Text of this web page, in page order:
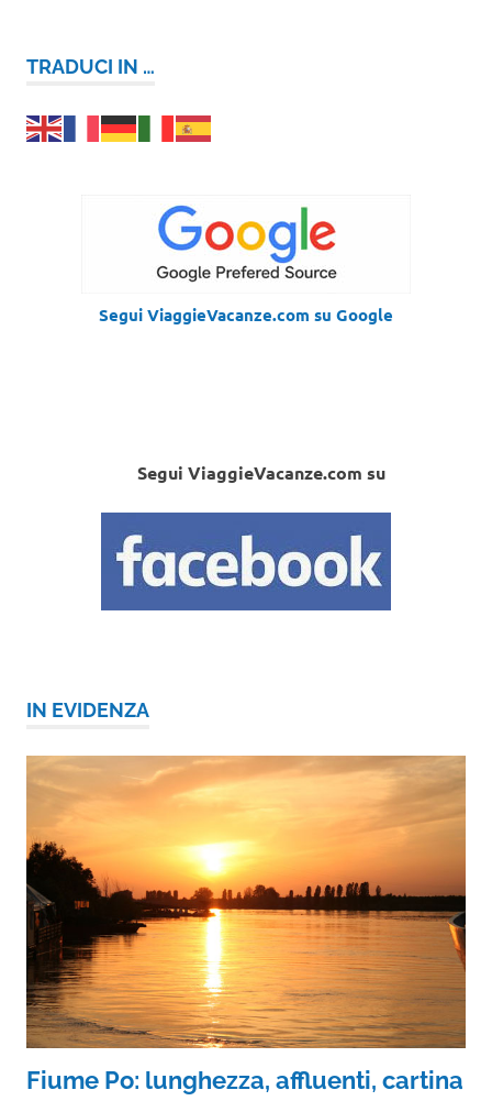
TRADUCI IN …
Segui ViaggieVacanze.com su Google
Segui ViaggieVacanze.com su
IN EVIDENZA
Fiume Po: lunghezza, affluenti, cartina